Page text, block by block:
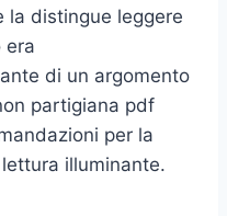
la distingue leggere
era
di un argomento
partigiana pdf
per la
illuminante.